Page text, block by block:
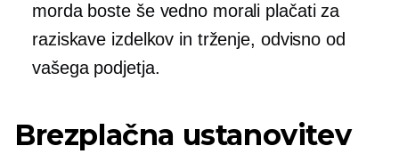
morda boste še vedno morali plačati za
raziskave izdelkov in trženje, odvisno od
vašega podjetja.
Brezplačna ustanovitev